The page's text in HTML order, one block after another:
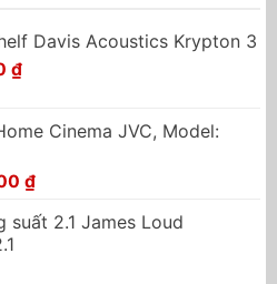
Davis Acoustics Krypton 3
₫
Cinema JVC, Model:
₫
suất 2.1 James Loud